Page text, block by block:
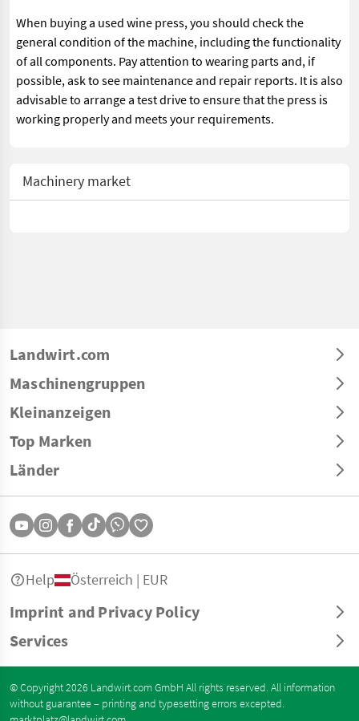
When buying a used wine press, you should check the
general condition of the machine, including the functionality
of all components. Pay attention to wearing parts and, if
possible, ask to see maintenance and repair reports. It is also
advisable to arrange a test drive to ensure that the press is
working properly and meets your requirements.
Machinery market
Landwirt.com
Maschinengruppen
Kleinanzeigen
Top Marken
Länder
Imprint and Privacy Policy
Services
Help Österreich | EUR
© Copyright 2026 Landwirt.com GmbH All rights reserved. All information
without guarantee – printing and typesetting errors excepted.